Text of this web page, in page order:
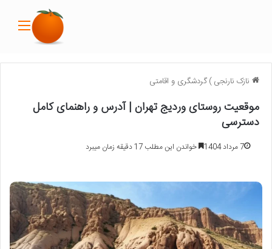
نازک نارنجی)گردشگری و اقامتی
موقعیت روستای وردیج تهران | آدرس و راهنمای کامل
دسترسی
7 مرداد 1404 خواندن این مطلب 17 دقیقه زمان میبرد